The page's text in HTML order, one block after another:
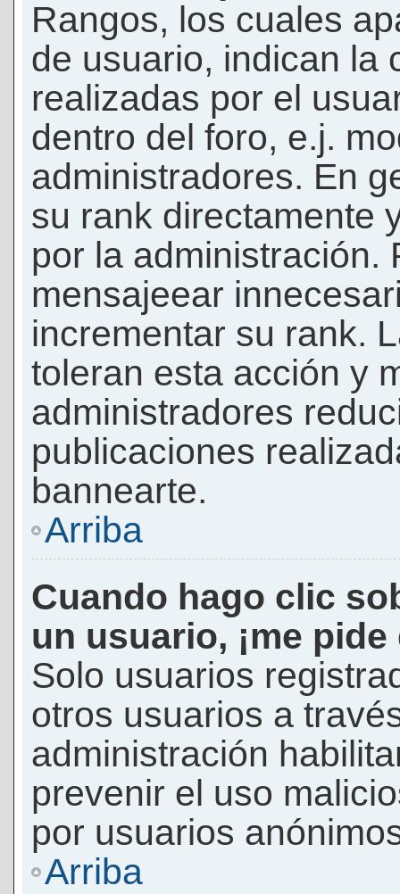
Rangos, los cuales
de usuario, indican la
realizadas por el
dentro del foro, e.j.
administradores. En
su rank directamente
por la administración.
mensajeear
incrementar su rank.
toleran esta acción y
administradores
publicaciones
bannearte.
Arriba
Cuando hago clic
un usuario, ¡me
Solo usuarios
otros usuarios a
administración
prevenir el uso
por usuarios
Arriba